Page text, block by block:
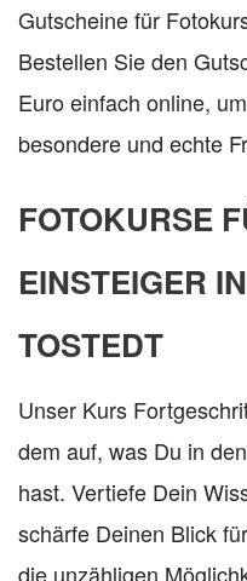
Gutscheine für
Bestellen Sie den
Euro einfach online,
besondere und echte
FOTOKURSE
EINSTEIGER
TOSTEDT
Unser Kurs
dem auf, was Du in
hast. Vertiefe Dein
schärfe Deinen Blick
die unzähligen